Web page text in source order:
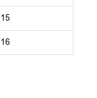
15
16